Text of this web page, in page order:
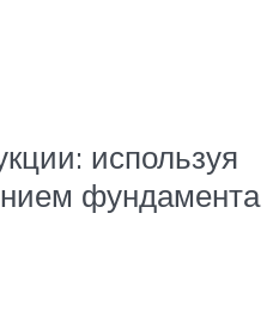
используя
фундамента